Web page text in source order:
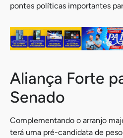
pontes políticas importantes
Aliança Forte
Senado
Complementando o arranjo
terá uma pré-candidata de